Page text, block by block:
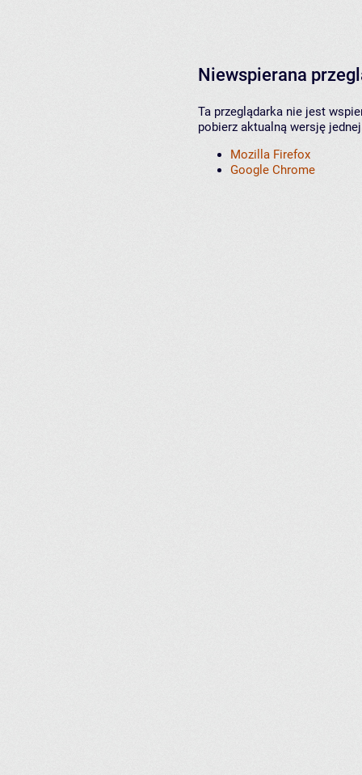
Niewspierana
Ta przeglądarka nie jest
pobierz aktualną wersję
Mozilla Firefox
Google Chrome